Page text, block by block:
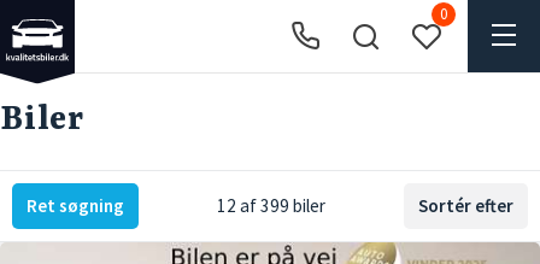
0
Biler
Ret søgning 12 af 399 biler Sortér efter